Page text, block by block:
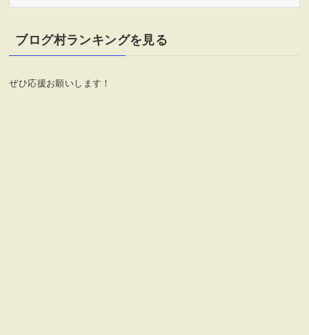
リ
ー
ブログ村ランキングを見る
ぜひ応援お願いします！